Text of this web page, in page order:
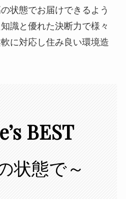
状態でお届けできるよう
識と優れた決断力で様々
に対応し住み良い環境造
BEST
状態で～